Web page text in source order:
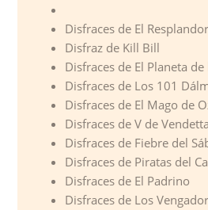
Disfraces de El Resplandor
Disfraz de Kill Bill
Disfraces de El Planeta
Disfraces de Los 101
Disfraces de El Mago de
Disfraces de V de Vendetta
Disfraces de Fiebre del
Disfraces de Piratas del
Disfraces de El Padrino
Disfraces de Los